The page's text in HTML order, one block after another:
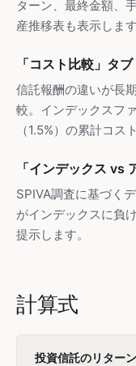
ターン、最終金額、
産推移表も表示します
「コスト比較」タブ
信託報酬の違いが長
較。インデックスフ
（1.5%）の累計コス
「インデックス vs
SPIVA調査に基づく
がインデックスに負
提示します。
計算式
投資信託のリター